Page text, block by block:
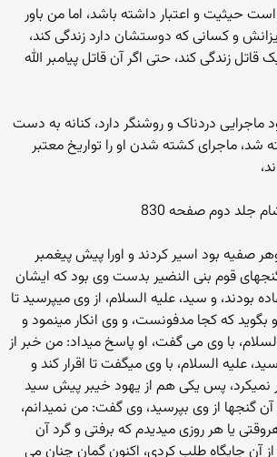
حیثیت و اعتبار داشته باشد، اما من باور
و کسانی که دوستشان دارد زندگی کند،
قاتل زندگی کند، حتی اگر آن قاتل پیامبر الله
دردناک و روشنگر دارد، کنانه به دست
شد، ماجرای کشته شدن او را تواریخ معتبر
جلد دوم صفحه 830
صفیه بود اسیر کردند و اورا پیش پیغمبر
قوم بنی النضیر بدست وی بود که ایشان
بودند، و سید، علیه السلام، از وی میپرسید تا
که کجا مدفونست، و وی انکار مینمود و
با وی می گفت، او پاسخ میداد: من خبر از
علیه السلام، با وی میگفت تا اقرار کند و
نمیکرد، پس یکی هم از یهود خیبر پیش سید
آن گنجها از وی بپرسید، وی گفت: من نمیدانم،
یا هر روزی میدیدم که برفتی و گرد آن
آن جایگاه طلب کردی، اکنون گمان چنان می